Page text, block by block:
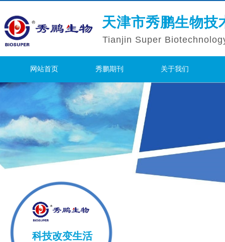
天津市秀鹏生物技
Tianjin Super
网站首页 秀鹏期刊 关于我们
科技改变生活